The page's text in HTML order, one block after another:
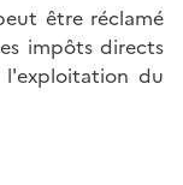
être réclamé
impôts directs
du